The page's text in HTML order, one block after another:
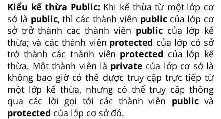
Kiểu kế thừa Public: Khi kế thừa từ một lớp cơ
sở là public, thì các thành viên publiccủa lớp cơ
sở trở thành các thành viên publiccủa lớp kế
thừa; và các thành viên protected của lớp có sở
trở thành các thành viên protected của lớp kế
thừa. Một thành viên là private của lớp cơ sở là
không bao giờ có thể được truy cập trực tiếp từ
một lớp kế thừa, nhưng có thể truy cập thông
qua các lời gọi tới các thành viên publicvà
protected của lớp cơ sở đó.